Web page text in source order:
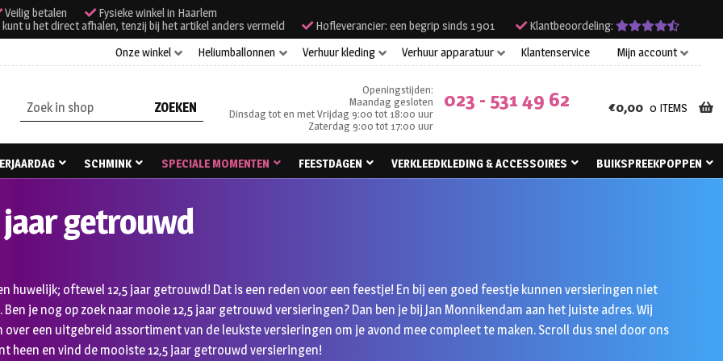
Veilig betalen
Fysieke winkel in Haarlem
u het direct afhalen, tenzij bij het artikel anders vermeld
Hofleverancier: een begrip sinds 1901
Klantbeoordeling:
Onze winkel
Heliumballonnen Verhuur kleding Verhuur apparatuur Klantenservice Mijn account
Zoeken
naar:
Openingstijden:
Maandag gesloten
Dinsdag tot en met Vrijdag 9:00 tot 18:00 uur
Zaterdag 9:00 tot 17:00 uur
023 - 531 49 62 €0,00 0 ITEMS
SCHMINK SPECIALE MOMENTEN FEESTDAGEN VERKLEEDKLEDING & ACCESSOIRES
BUIKSPREEKPOPPEN
jaar getrouwd
huwelijk; oftewel 12,5 jaar getrouwd! Dat is een reden voor een feestje! En bij een goed feestje kunnen versieringen niet
Ben je nog op zoek naar mooie 12,5 jaar getrouwd versieringen? Dan ben je bij Jan Monnikendam aan het juiste adres. Wij
over een uitgebreid assortiment van de leukste versieringen om je avond mee compleet te maken. Scroll dus snel door ons
heen en vind de mooiste 12,5 jaar getrouwd versieringen!